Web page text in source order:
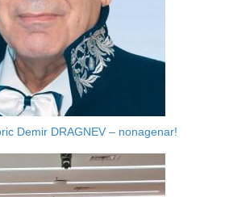
Demir DRAGNEV – nonagenar!